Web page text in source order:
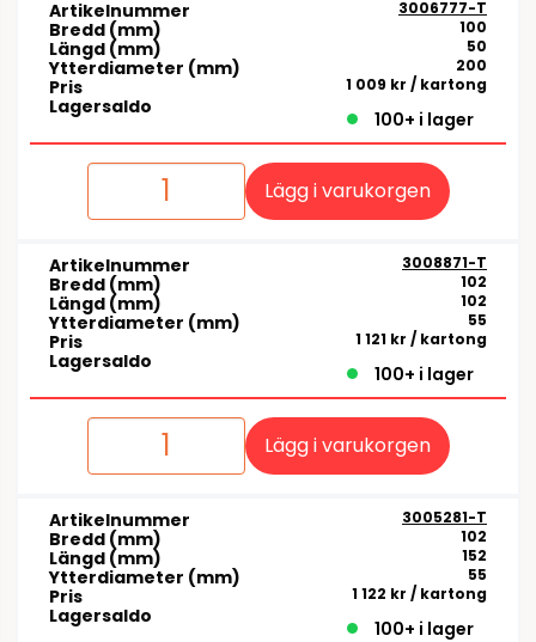
Artikelnummer 3006777-T
Bredd (mm) 100
Längd (mm) 50
Ytterdiameter (mm) 200
Pris 1 009 kr / kartong
Lagersaldo
100+ i lager
Lägg i varukorgen
Artikelnummer 3008871-T
Bredd (mm) 102
Längd (mm) 102
Ytterdiameter (mm) 55
Pris 1 121 kr / kartong
Lagersaldo
100+ i lager
Lägg i varukorgen
Artikelnummer 3005281-T
Bredd (mm) 102
Längd (mm) 152
Ytterdiameter (mm) 55
Pris 1 122 kr / kartong
Lagersaldo
100+ i lager